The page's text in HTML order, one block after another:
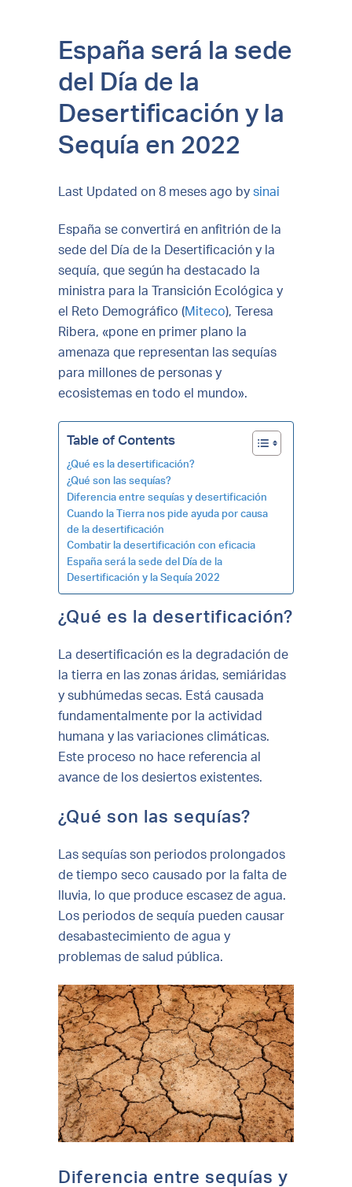
España será la sede
del Día de la
Desertificación y la
Sequía en 2022
Last Updated on 8 meses ago by sinai
España se convertirá en anfitrión de la
sede del Día de la Desertificación y la
sequía, que según ha destacado la
ministra para la Transición Ecológica y
el Reto Demográfico (Miteco), Teresa
Ribera, «pone en primer plano la
amenaza que representan las sequías
para millones de personas y
ecosistemas en todo el mundo».
Table of Contents
¿Qué es la desertificación?
¿Qué son las sequías?
Diferencia entre sequías y desertificación
Cuando la Tierra nos pide ayuda por causa
de la desertificación
Combatir la desertificación con eficacia
España será la sede del Día de la
Desertificación y la Sequía 2022
¿Qué es la desertificación?
La desertificación es la degradación de
la tierra en las zonas áridas, semiáridas
y subhúmedas secas. Está causada
fundamentalmente por la actividad
humana y las variaciones climáticas.
Este proceso no hace referencia al
avance de los desiertos existentes.
¿Qué son las sequías?
Las sequías son periodos prolongados
de tiempo seco causado por la falta de
lluvia, lo que produce escasez de agua.
Los periodos de sequía pueden causar
desabastecimiento de agua y
problemas de salud pública.
Diferencia entre sequías y